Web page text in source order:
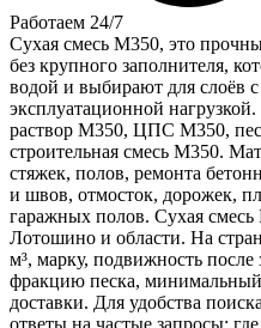
Работаем 24/7
Сухая смесь М350, это
без крупного заполнителя,
водой и выбирают для слоёв
эксплуатационной
раствор М350, ЦПС М350,
строительная смесь М350.
стяжек, полов, ремонта
и швов, отмосток, дорожек,
гаражных полов. Сухая смесь
Лотошино и области. На
м³, марку, подвижность после
фракцию песка, минимальный
доставки. Для удобства
ответы на частые запросы: